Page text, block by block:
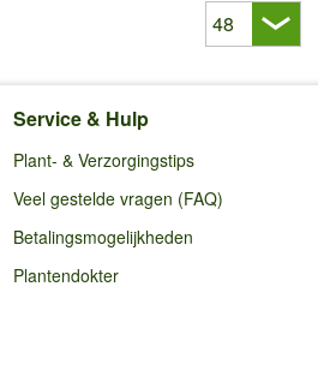
Service & Hulp
Plant- & Verzorgingstips
Veel gestelde vragen (FAQ)
Betalingsmogelijkheden
Plantendokter